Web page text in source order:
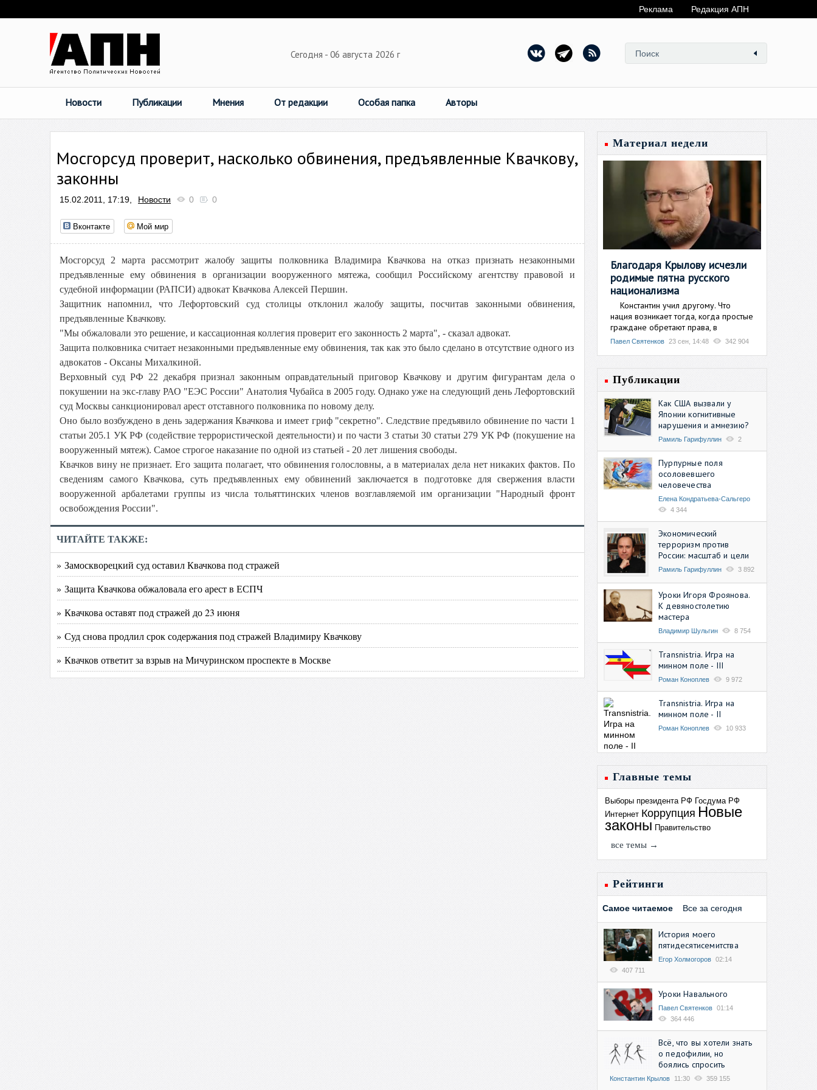
Реклама Редакция АПН
Сегодня - 06 августа 2026 г
Новости Публикации Мнения От редакции Особая папка Авторы
Мосгорсуд проверит, насколько обвинения, предъявленные Квачкову,
законны
15.02.2011, 17:19, Новости 0 0
Вконтакте Мой мир
Мосгорсуд 2 марта рассмотрит жалобу защиты полковника Владимира Квачкова на отказ признать незаконными
предъявленные ему обвинения в организации вооруженного мятежа, сообщил Российскому агентству правовой и
судебной информации (РАПСИ) адвокат Квачкова Алексей Першин.
Защитник напомнил, что Лефортовский суд столицы отклонил жалобу защиты, посчитав законными обвинения,
предъявленные Квачкову.
"Мы обжаловали это решение, и кассационная коллегия проверит его законность 2 марта", - сказал адвокат.
Защита полковника считает незаконными предъявленные ему обвинения, так как это было сделано в отсутствие одного из
адвокатов - Оксаны Михалкиной.
Верховный суд РФ 22 декабря признал законным оправдательный приговор Квачкову и другим фигурантам дела о
покушении на экс-главу РАО "ЕЭС России" Анатолия Чубайса в 2005 году. Однако уже на следующий день Лефортовский
суд Москвы санкционировал арест отставного полковника по новому делу.
Оно было возбуждено в день задержания Квачкова и имеет гриф "секретно". Следствие предъявило обвинение по части 1
статьи 205.1 УК РФ (содействие террористической деятельности) и по части 3 статьи 30 статьи 279 УК РФ (покушение на
вооруженный мятеж). Самое строгое наказание по одной из статьей - 20 лет лишения свободы.
Квачков вину не признает. Его защита полагает, что обвинения голословны, а в материалах дела нет никаких фактов. По
сведениям самого Квачкова, суть предъявленных ему обвинений заключается в подготовке для свержения власти
вооруженной арбалетами группы из числа тольяттинских членов возглавляемой им организации "Народный фронт
освобождения России".
ЧИТАЙТЕ ТАКЖЕ:
» Замоскворецкий суд оставил Квачкова под стражей
» Защита Квачкова обжаловала его арест в ЕСПЧ
» Квачкова оставят под стражей до 23 июня
» Суд снова продлил срок содержания под стражей Владимиру Квачкову
» Квачков ответит за взрыв на Мичуринском проспекте в Москве
Материал недели
Благодаря Крылову исчезли
родимые пятна русского
национализма
Константин учил другому. Что
нация возникает тогда, когда простые
граждане обретают права, в
Павел Святенков 23 сен, 14:48 342 904
Публикации
Как США вызвали у
Японии когнитивные
нарушения и амнезию?
Рамиль Гарифуллин 2
Пурпурные поля
осоловевшего
человечества
Елена Кондратьева-Сальгеро
4 344
Экономический
терроризм против
России: масштаб и цели
Рамиль Гарифуллин 3 892
Уроки Игоря Фроянова.
К девяностолетию
мастера
Владимир Шульгин 8 754
Transnistria. Игра на
минном поле - III
Роман Коноплев 9 972
Transnistria. Игра на
минном поле - II
Роман Коноплев 10 933
Главные темы
Выборы президента РФ Госдума РФ
Интернет Коррупция Новые
законы Правительство
все темы →
Рейтинги
Самое читаемое Все за сегодня
История моего
пятидесятисемитства
Егор Холмогоров 02:14
407 711
Уроки Навального
Павел Святенков 01:14
364 446
Всё, что вы хотели знать
о педофилии, но
боялись спросить
Константин Крылов 11:30 359 155